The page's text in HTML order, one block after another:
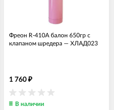
Фреон R-410A балон 650гр с
клапаном шредера — ХЛАД023
1 760 ₽
В наличии